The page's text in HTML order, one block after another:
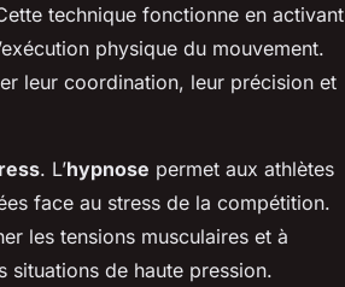
technique fonctionne en activant
physique du mouvement.
leur coordination, leur précision et
. L’hypnose permet aux athlètes
face au stress de la compétition.
les tensions musculaires et à
situations de haute pression.